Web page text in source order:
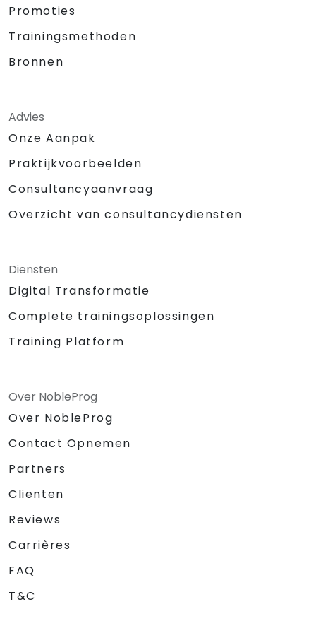
Promoties
Trainingsmethoden
Bronnen
Advies
Onze Aanpak
Praktijkvoorbeelden
Consultancyaanvraag
Overzicht van consultancydiensten
Diensten
Digital Transformatie
Complete trainingsoplossingen
Training Platform
Over NobleProg
Over NobleProg
Contact Opnemen
Partners
Cliënten
Reviews
Carrières
FAQ
T&C